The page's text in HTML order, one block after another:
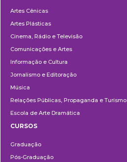
Artes Cênicas
Artes Plásticas
Cinema, Rádio e Televisão
Comunicações e Artes
Informação e Cultura
Jornalismo e Editoração
Música
Relações Públicas, Propaganda e Turismo
Escola de Arte Dramática
CURSOS
Graduação
Pós-Graduação